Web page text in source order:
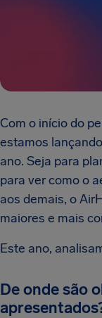
Com o início do
estamos
ano. Seja para
para ver como o
aos demais, o
maiores e mais
Este ano,
De onde são